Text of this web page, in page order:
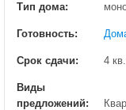
Тип дома:
Готовность:
Срок сдачи: 4
Виды
предложений: